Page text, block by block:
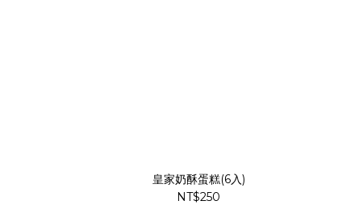
皇家奶酥蛋糕(6入)
NT$250